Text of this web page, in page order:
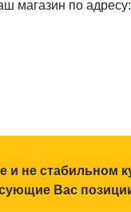
магазин по адресу:
не стабильном
Вас